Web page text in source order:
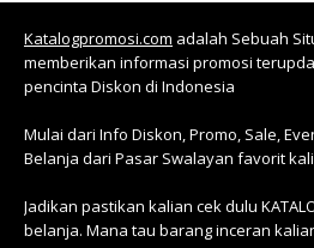
Katalogpromosi.com adalah Sebuah
memberikan informasi promosi
pencinta Diskon di Indonesia
Mulai dari Info Diskon, Promo, Sale,
Belanja dari Pasar Swalayan favorit
Jadikan pastikan kalian cek dulu
belanja. Mana tau barang inceran